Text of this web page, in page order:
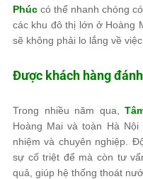
Phúc có thể nhanh chóng
các khu đô thị lớn ở Hoàng
sẽ không phải lo lắng về
Được khách hàng
Trong nhiều năm qua,
Hoàng Mai và toàn Hà
nhiệm và chuyên nghiệp.
sự cố triệt để mà còn tư
quả, giúp hệ thống thoát